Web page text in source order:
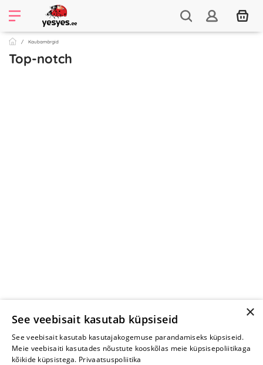
Kaubamärgid
Top-notch
×
See veebisait kasutab küpsiseid
See veebisait kasutab kasutajakogemuse parandamiseks küpsiseid.
Meie veebisaiti kasutades nõustute kooskõlas meie küpsisepoliitikaga
kõikide küpsistega. Privaatsuspoliitika